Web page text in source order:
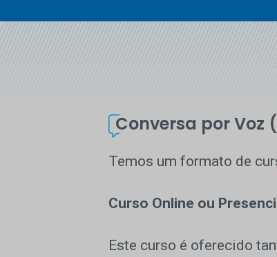
Conversa por Voz
Temos um formato de
Curso Online ou
Este curso é oferecido